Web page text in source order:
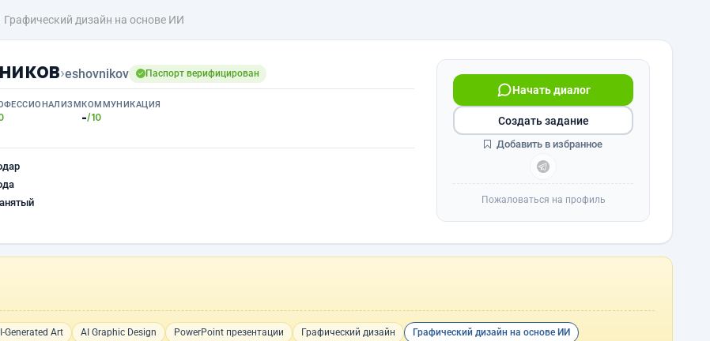
Графический дизайн на основе ИИ
›eshovnikov Паспорт верифицирован
КОММУНИКАЦИЯ
-/10
Начать диалог
Создать задание
Добавить в избранное
Пожаловаться на профиль
Generated Art AI Graphic Design PowerPoint презентации Графический дизайн
Графический дизайн на основе ИИ